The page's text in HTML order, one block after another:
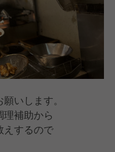
いします。
補助から
えするので